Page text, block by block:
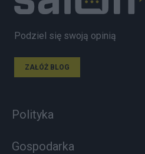
Podziel się swoją opinią
ZAŁÓŻ BLOG
Polityka
Gospodarka